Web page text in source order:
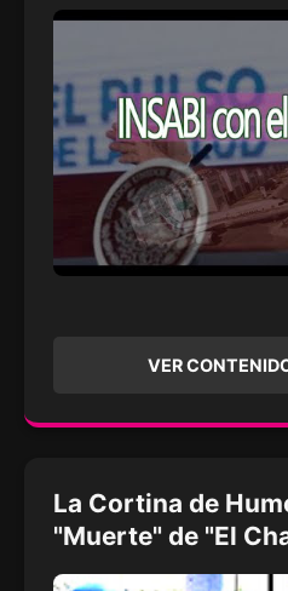
VER
La Cortina de
"Muerte" de "El